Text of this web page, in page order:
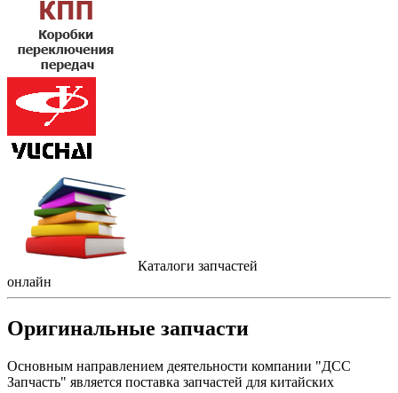
Каталоги запчастей
онлайн
Оригинальные запчасти
Основным направлением деятельности компании "ДСС
Запчасть" является поставка запчастей для китайских